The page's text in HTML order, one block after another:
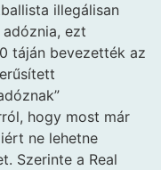
illegálisan
ezt
táján bevezették az
hogy most már
ne lehetne
Szerinte a Real